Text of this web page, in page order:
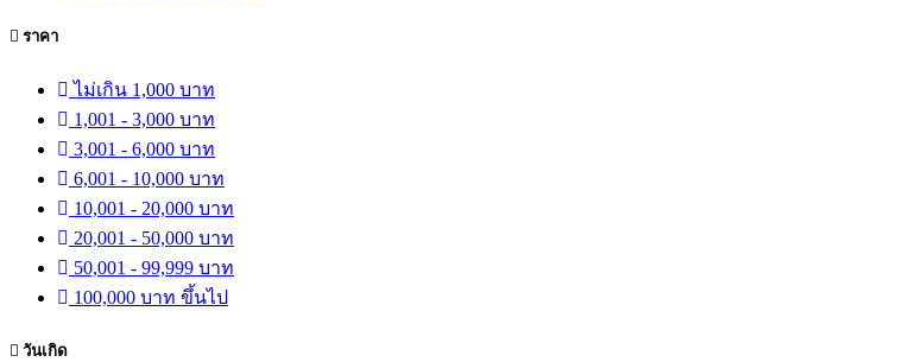
ราคา
ไม่เกิน 1,000 บาท
1,001 - 3,000 บาท
3,001 - 6,000 บาท
6,001 - 10,000 บาท
10,001 - 20,000 บาท
20,001 - 50,000 บาท
50,001 - 99,999 บาท
100,000 บาท ขึ้นไป
วันเกิด